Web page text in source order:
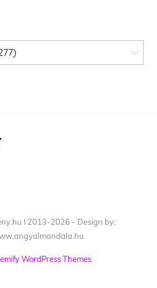
I 2013-2026 - Design by:
WordPress Themes